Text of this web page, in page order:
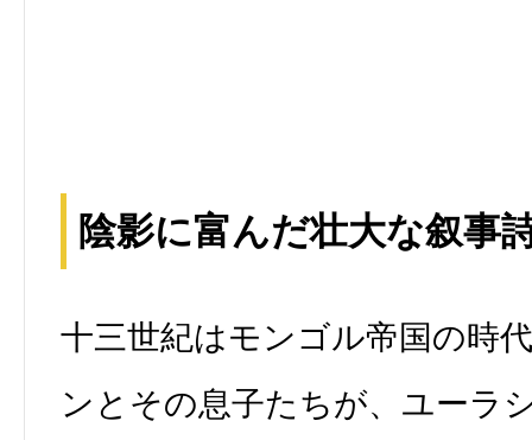
陰影に富んだ壮大な叙事
十三世紀はモンゴル帝国の時
ンとその息子たちが、ユーラ